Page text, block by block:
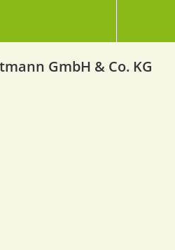
GmbH & Co. KG